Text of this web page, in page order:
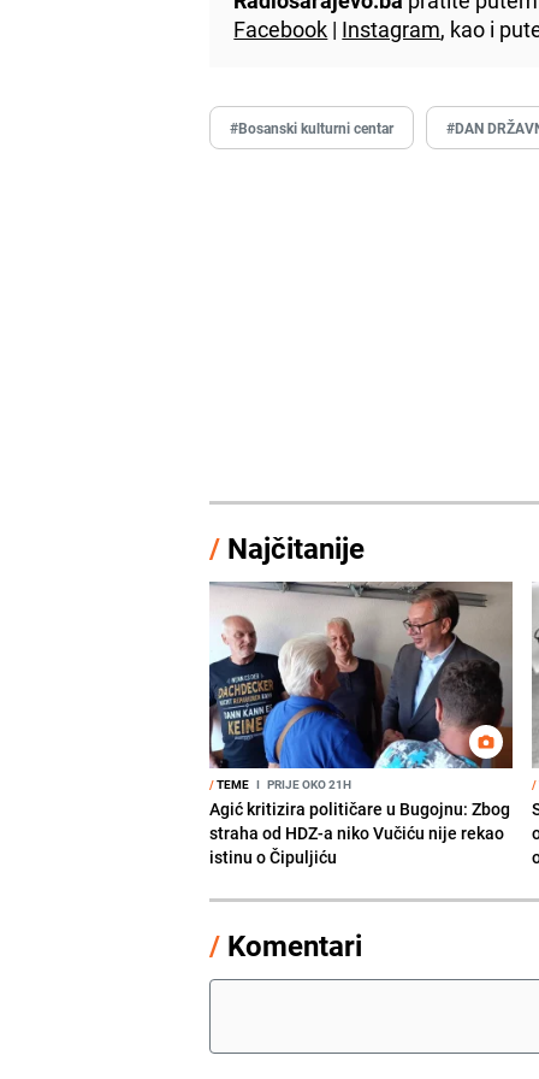
Facebook | Instagram, kao i
#Bosanski kulturni centar #DAN
/ Najčitanije
/TEME I PRIJE OKO 21H
Agić kritizira političare u Bugojnu: Zbog
straha od HDZ-a niko Vučiću nije rekao
istinu o Čipuljiću
/
/ Komentari